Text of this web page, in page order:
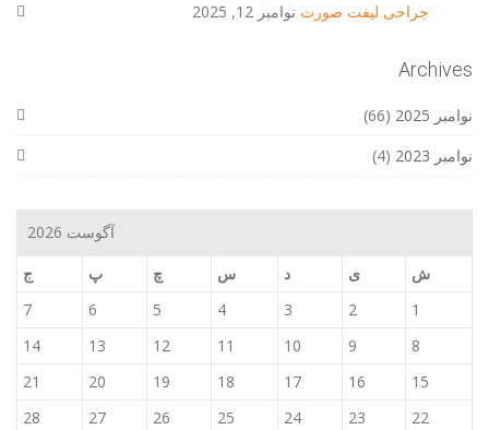
جراحی لیفت صورت نوامبر 12, 2025
Archives
نوامبر 2025
(66)
نوامبر 2023
(4)
آگوست 2026
ش
ی د س چ پ
ج
1
2
3
4
5
6
7
8
9
10
11
12
13
14
15
16
17
18
19
20
21
22
23
24
25
26
27
28